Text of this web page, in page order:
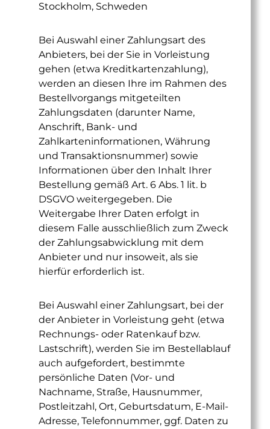
Stockholm, Schweden
Bei Auswahl einer Zahlungsart des
Anbieters, bei der Sie in Vorleistung
gehen (etwa Kreditkartenzahlung),
werden an diesen Ihre im Rahmen des
Bestellvorgangs mitgeteilten
Zahlungsdaten (darunter Name,
Anschrift, Bank- und
Zahlkarteninformationen, Währung
und Transaktionsnummer) sowie
Informationen über den Inhalt Ihrer
Bestellung gemäß Art. 6 Abs. 1 lit. b
DSGVO weitergegeben. Die
Weitergabe Ihrer Daten erfolgt in
diesem Falle ausschließlich zum Zweck
der Zahlungsabwicklung mit dem
Anbieter und nur insoweit, als sie
hierfür erforderlich ist.
Bei Auswahl einer Zahlungsart, bei der
der Anbieter in Vorleistung geht (etwa
Rechnungs- oder Ratenkauf bzw.
Lastschrift), werden Sie im Bestellablauf
auch aufgefordert, bestimmte
persönliche Daten (Vor- und
Nachname, Straße, Hausnummer,
Postleitzahl, Ort, Geburtsdatum, E-Mail-
Adresse, Telefonnummer, ggf. Daten zu